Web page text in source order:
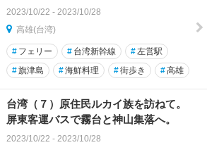
2023/10/22 - 2023/10/28
高雄(台湾)
# フェリー # 台湾新幹線 #左営駅
#旗津島 #海鮮料理 #街歩き #高雄
台湾（７）原住民ルカイ族を訪ねて。
屏東客運バスで霧台と神山集落へ。
2023/10/22 - 2023/10/28